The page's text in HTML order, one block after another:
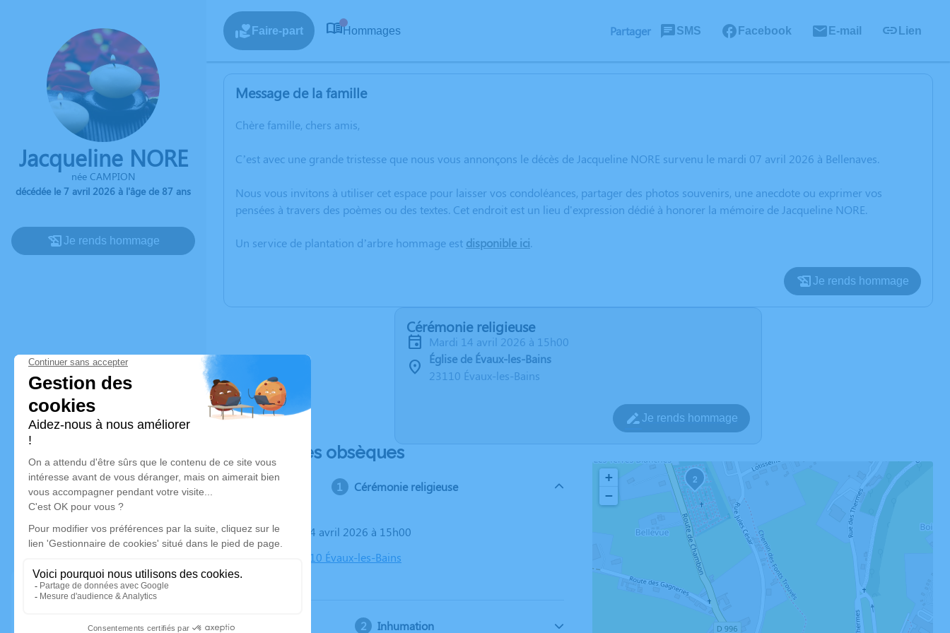
Jacqueline NORE
née CAMPION
décédée le 7 avril 2026 à l'âge de 87 ans
Je rends hommage
Faire-part Hommages Partager SMS Facebook E-mail Lien
Message de la famille
Chère famille, chers amis,
C’est avec une grande tristesse que nous vous annonçons le décès de Jacqueline NORE survenu le mardi 07 avril 2026 à Bellenaves.
Nous vous invitons à utiliser cet espace pour laisser vos condoléances, partager des photos souvenirs, une anecdote ou exprimer vos
pensées à travers des poèmes ou des textes. Cet endroit est un lieu d'expression dédié à honorer la mémoire de Jacqueline NORE.
Un service de plantation d’arbre hommage est disponible ici.
Je rends hommage
Cérémonie religieuse
mardi 14 avril 2026 à 15h00
Église de Évaux-les-Bains
23110 Évaux-les-Bains
Je rends hommage
Déroulé des obsèques
Cérémonie religieuse
Le mardi 14 avril 2026 à 15h00
Église, 23110 Évaux-les-Bains
Inhumation
2
+
−